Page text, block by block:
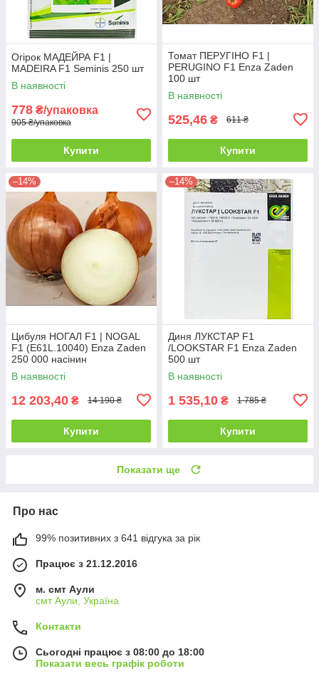
Огірок МАДЕЙРА F1 |
MADEIRA F1 Seminis 250 шт
В наявності
778 ₴/упаковка
905 ₴/упаковка
Купити
Томат ПЕРУГІНО F1 |
PERUGINO F1 Enza Zaden
100 шт
В наявності
525,46 ₴ 611 ₴
Купити
–14%
Цибуля НОГАЛ F1 | NOGAL
F1 (E61L.10040) Enza Zaden
250 000 насінин
В наявності
12 203,40 ₴ 14 190 ₴
Купити
–14%
Диня ЛУКСТАР F1
/LOOKSTAR F1 Enza Zaden
500 шт
В наявності
1 535,10 ₴ 1 785 ₴
Купити
Показати ще
Про нас
99% позитивних з 641 відгука за рік
Працює з 21.12.2016
м. смт Аули
смт Аули, Україна
Контакти
Сьогодні працює з 08:00 до 18:00
Показати весь графік роботи